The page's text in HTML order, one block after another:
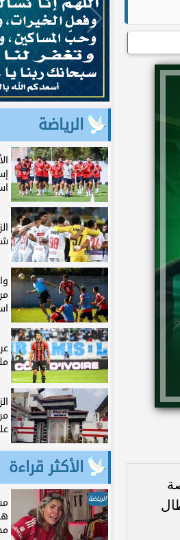
الرياضة
الأكثر قراءة
الرياضة